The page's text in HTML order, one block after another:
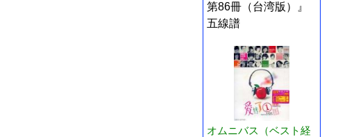
第86冊（台湾版）』
五線譜
オムニバス（ベスト経